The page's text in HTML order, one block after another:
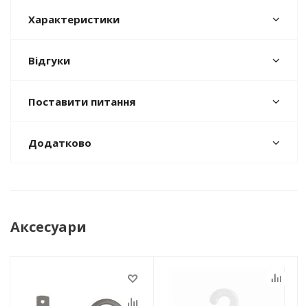
Характеристики
Відгуки
Поставити питання
Додатково
Аксесуари